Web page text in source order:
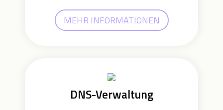
MEHR INFORMATIONEN
DNS-Verwaltung